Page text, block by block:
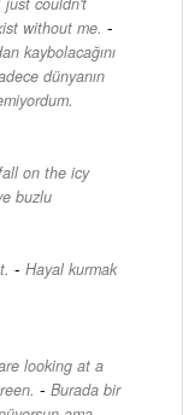
without me. -
kaybolacağını
dünyanın
on the icy
buzlu
- Hayal kurmak
looking at a
- Burada bir